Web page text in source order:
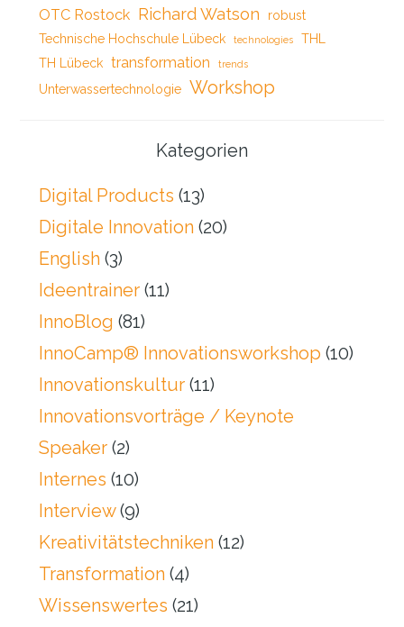
OTC Rostock Richard Watson
robust
Technische Hochschule Lübeck
technologies
THL
TH Lübeck transformation trends
Unterwassertechnologie Workshop
Kategorien
Digital Products (13)
Digitale Innovation (20)
English (3)
Ideentrainer(11)
InnoBlog (81)
InnoCamp® Innovationsworkshop (10)
Innovationskultur(11)
Innovationsvorträge / Keynote
Speaker(2)
Internes (10)
Interview(9)
Kreativitätstechniken (12)
Transformation (4)
Wissenswertes (21)